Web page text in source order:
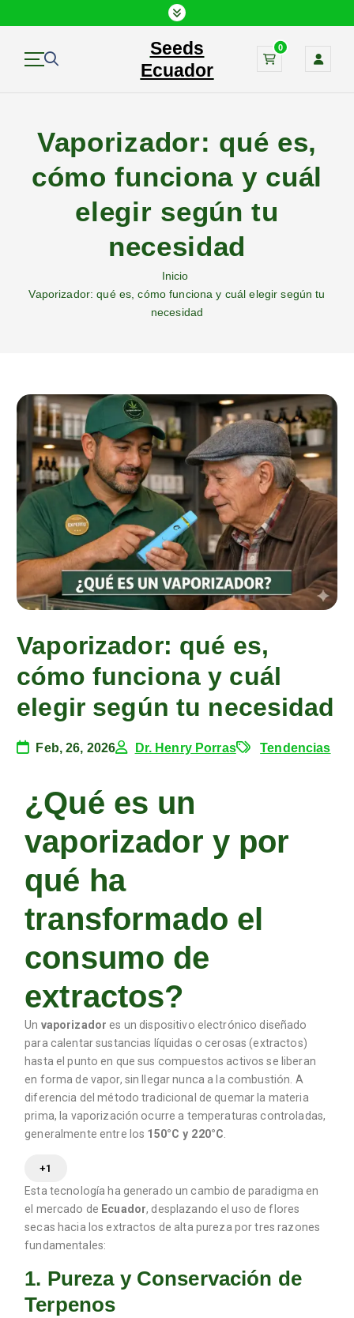
Seeds
Ecuador
0
Vaporizador: qué es,
cómo funciona y cuál
elegir según tu
necesidad
Inicio
Vaporizador: qué es, cómo funciona y cuál elegir según tu
necesidad
Vaporizador: qué es,
cómo funciona y cuál
elegir según tu necesidad
Feb, 26, 2026 Dr. Henry Porras Tendencias
¿Qué es un
vaporizador y por
qué ha
transformado el
consumo de
extractos?
Un vaporizador es un dispositivo electrónico diseñado
para calentar sustancias líquidas o cerosas (extractos)
hasta el punto en que sus compuestos activos se liberan
en forma de vapor, sin llegar nunca a la combustión. A
diferencia del método tradicional de quemar la materia
prima, la vaporización ocurre a temperaturas controladas,
generalmente entre los 150°C y 220°C
+1
Esta tecnología ha generado un cambio de paradigma en
el mercado de Ecuador, desplazando el uso de flores
secas hacia los extractos de alta pureza por tres razones
fundamentales:
1. Pureza y Conservación de
Terpenos